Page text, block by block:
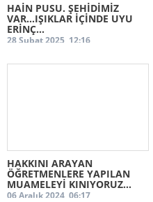
HAİN PUSU. ŞEHİDİMİZ
VAR...IŞIKLAR İÇİNDE UYU
ERİNÇ...
28 Şubat 2025, 12:16
HAKKINI ARAYAN
ÖĞRETMENLERE YAPILAN
MUAMELEYİ KINIYORUZ...
06 Aralık 2024, 06:17